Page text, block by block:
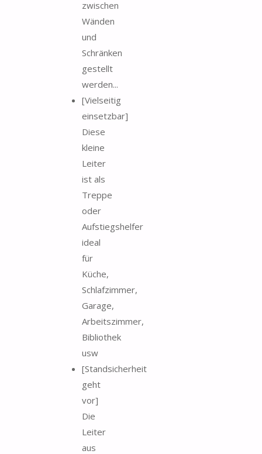
zwischen
Wänden
und
Schränken
gestellt
werden...
[Vielseitig
einsetzbar]
Diese
kleine
Leiter
ist als
Treppe
oder
Aufstiegshelfer
ideal
für
Küche,
Schlafzimmer,
Garage,
Arbeitszimmer,
Bibliothek
usw
[Standsicherheit
geht
vor]
Die
Leiter
aus